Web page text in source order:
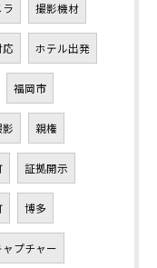
撮影機材
ホテル出発
福岡市
親権
証拠開示
博多
プチャー